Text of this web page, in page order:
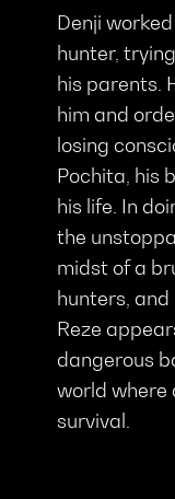
Denji
hunter,
his parents.
him and
losing
Pochita, his
his life. In
the
midst of a
hunters,
Reze
dangerous
world where
survival.